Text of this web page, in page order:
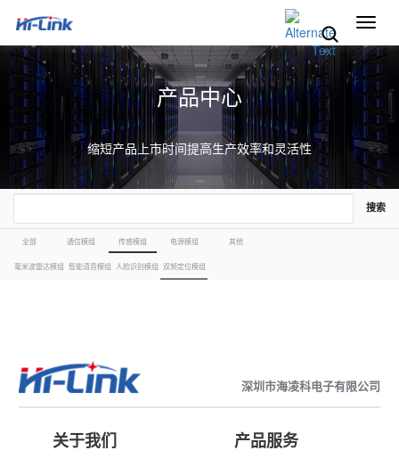
切
换
导
航
产品中心
缩短产品上市时间提高生产效率和灵活性
搜索
全部 通信模组 传感模组 电源模组 其他
毫米波雷达模组 智能语音模组 人脸识别模组 双频定位模组
深圳市海凌科电子有限公司
关于我们 产品服务